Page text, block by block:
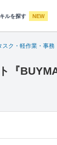
ルを探す NEW
スク・軽作業・事務
『